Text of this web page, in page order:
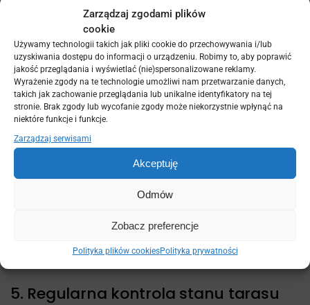
Zarządzaj zgodami plików
cookie
Używamy technologii takich jak pliki cookie do przechowywania i/lub
uzyskiwania dostępu do informacji o urządzeniu. Robimy to, aby poprawić
jakość przeglądania i wyświetlać (nie)spersonalizowane reklamy.
Wyrażenie zgody na te technologie umożliwi nam przetwarzanie danych,
takich jak zachowanie przeglądania lub unikalne identyfikatory na tej
stronie. Brak zgody lub wycofanie zgody może niekorzystnie wpłynąć na
niektóre funkcje i funkcje.
Zarządzaj serwisami
Akceptuję
Odmów
Zobacz preferencje
Polityka plików cookiesPolityka prywatności
kompozytowych
Jedną z największychzalet desek kompozytowych
to, że nie wymagają one regularnej impregnacji ani
malowania, jak deski drewniane. Mimo to warto zadbać
o kilka prostych kroków konserwacyjnych, aby zapewnić
im jak najdłuższą trwałość:
– Ochrona przed wilgocią
odporne na wilgoć, warto zadbać o dobrą cyrkulację
powietrza pod tarasem, aby uniknąć długotrwałego
zalegania wody, co mogłoby wpłynąć na ich wygląd.
Ochrona przed zarysowaniami
przeciągania po deskach. Najlepiej wyposażyć meble w
zarysowaniom powierzchni tarasu.
5. Regularna kontrola stanu tarasu